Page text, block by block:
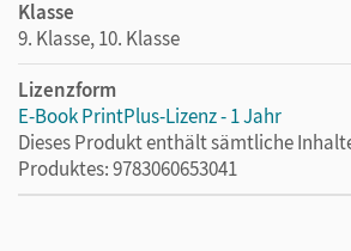
Klasse
9. Klasse, 10. Klasse
Lizenzform
E-Book PrintPlus-Lizenz - 1 Jahr
Dieses Produkt enthält sämtliche
Produktes: 9783060653041